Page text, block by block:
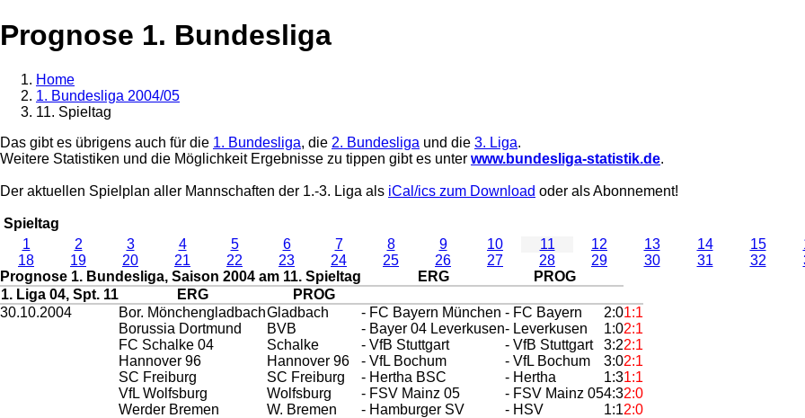
Prognose 1. Bundesliga
Home
1. Bundesliga 2004/05
11. Spieltag
Das gibt es übrigens auch für die 1. Bundesliga, die 2. Bundesliga und die 3. Liga.
Weitere Statistiken und die Möglichkeit Ergebnisse zu tippen gibt es unter www.bundesliga-statistik.de.
Der aktuellen Spielplan aller Mannschaften der 1.-3. Liga als iCal/ics zum Download oder als Abonnement!
Spieltag
1
2 3 4 5 6 7 8 9 10 11 12 13 14 15
18
19 20 21 22 23 24 25 26 27 28 29 30 31 32
Prognose 1. Bundesliga, Saison 2004 am 11. Spieltag
ERG
PROG
1. Liga 04, Spt. 11
ERG
PROG
30.10.2004
Bor. MönchengladbachGladbach - FC Bayern München - FC Bayern 2:01:1
Borussia Dortmund
BVB - Bayer 04 Leverkusen- Leverkusen 1:02:1
FC Schalke 04
Schalke - VfB Stuttgart - VfB Stuttgart 3:22:1
Hannover 96
Hannover 96 - VfL Bochum - VfL Bochum 3:02:1
SC Freiburg
SC Freiburg - Hertha BSC - Hertha 1:31:1
VfL Wolfsburg
Wolfsburg - FSV Mainz 05 - FSV Mainz 054:32:0
Werder Bremen
W. Bremen - Hamburger SV - HSV 1:12:0